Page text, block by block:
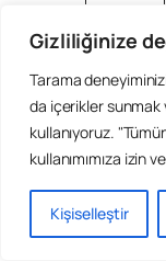
Gizliliğinize
Tarama
da içerikler
kullanıyoruz.
kullanımımıza izin
Kişiselleştir
ma
1